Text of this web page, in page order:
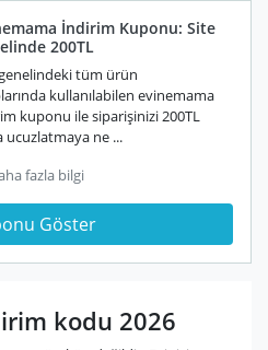
İndirim Kuponu: Site
200TL
tüm ürün
kullanılabilen evinemama
kuponu ile siparişinizi 200TL
ucuzlatmaya ne ...
fazla bilgi
Göster
kodu 2026